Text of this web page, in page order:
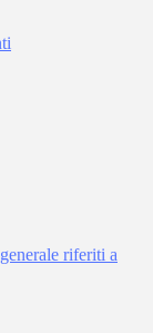
riferiti a